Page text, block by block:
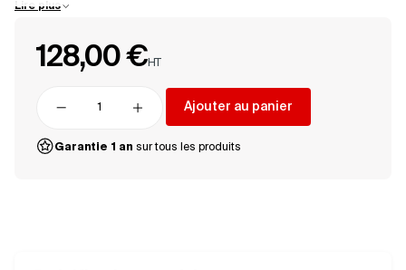
de 57 mm et une épaisseur de 40 mm, ce moteur allie robustesse et
les environnements les plus exigeants. Avec un couple maximal de
1,5 Nm, le 23HM7401 assure des mouvements puissants et précis,
capables de supporter des charges importantes tout en maintenant
un positionnement rigoureux. Il offre une excellente réactivité,
garantit une longue durée de vie et une grande fiabilité, essentielle
Lire plus
128,00 €HT
Ajouter au panier
Garantie 1 an sur tous les produits